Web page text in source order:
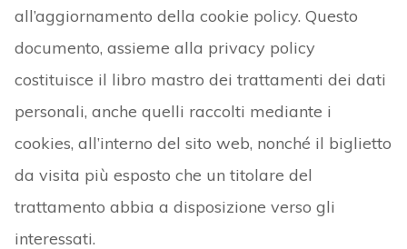
all’aggiornamento della cookie policy. Questo
documento, assieme alla privacy policy
costituisce il libro mastro dei trattamenti dei dati
personali, anche quelli raccolti mediante i
cookies, all’interno del sito web, nonché il biglietto
da visita più esposto che un titolare del
trattamento abbia a disposizione verso gli
interessati.